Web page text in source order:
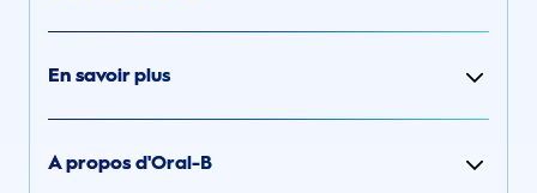
En savoir plus
A propos d'Oral-B